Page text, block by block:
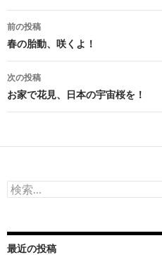
投
稿
ナ
ビ
ゲ
ー
ョ
前の投稿
春の胎動、咲くよ！
次の投稿
お家で花見、日本の宇宙桜を！
検
索:
最近の投稿